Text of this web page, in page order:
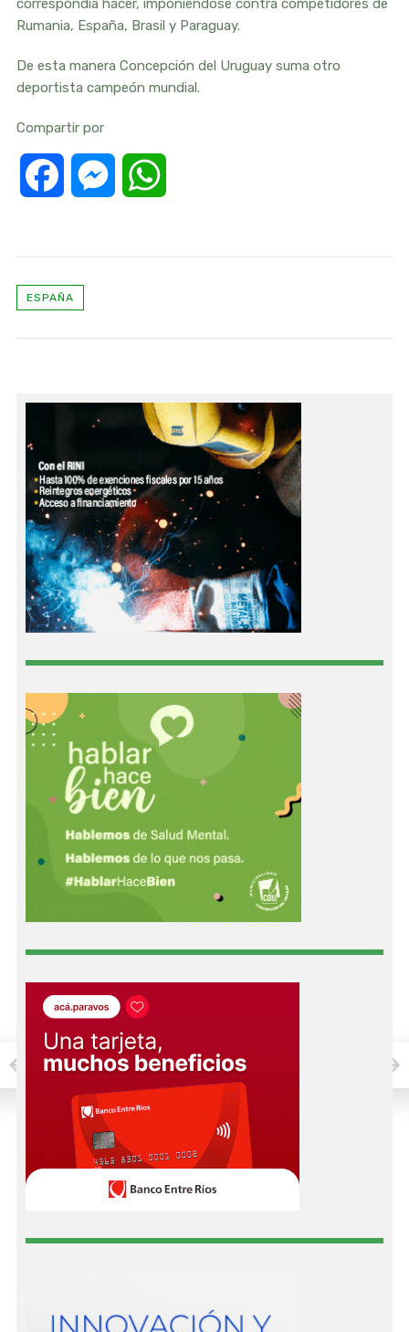
correspondía hacer, imponiéndose contra competidores de
Rumania, España, Brasil y Paraguay.
De esta manera Concepción del Uruguay suma otro
deportista campeón mundial.
Compartir por
Facebook Messenger
ESPAÑA